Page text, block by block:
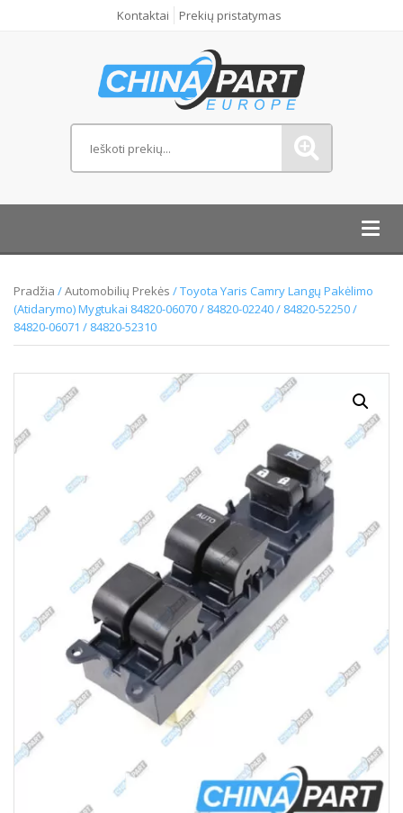
Kontaktai Prekių pristatymas
Pradžia /Automobilių Prekės / Toyota Yaris Camry Langų Pakėlimo
(Atidarymo) Mygtukai 84820-06070 / 84820-02240 / 84820-52250 /
84820-06071 / 84820-52310